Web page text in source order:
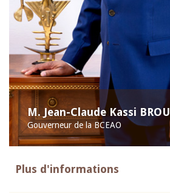
M. Jean-Claude Kassi BROU
Gouverneur de la BCEAO
Plus d'informations